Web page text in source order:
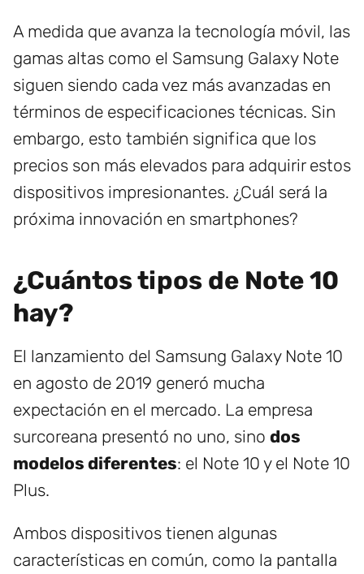
A medida que avanza la tecnología móvil, las
gamas altas como el Samsung Galaxy Note
siguen siendo cada vez más avanzadas en
términos de especificaciones técnicas. Sin
embargo, esto también significa que los
precios son más elevados para adquirir estos
dispositivos impresionantes. ¿Cuál será la
próxima innovación en smartphones?
¿Cuántos tipos de Note 10
hay?
El lanzamiento del Samsung Galaxy Note 10
en agosto de 2019 generó mucha
expectación en el mercado. La empresa
surcoreana presentó no uno, sino dos
modelos diferentes: el Note 10 y el Note 10
Plus.
Ambos dispositivos tienen algunas
características en común, como la pantalla